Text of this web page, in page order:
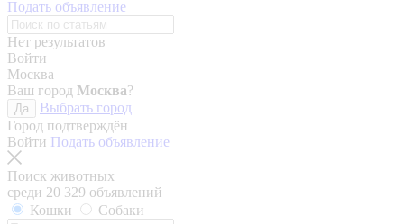
Подать объявление
Нет результатов
Войти
Москва
Ваш город Москва?
Да
Выбрать город
Город подтверждён
Войти Подать объявление
Поиск животных
среди 20 329 объявлений
Кошки
Собаки